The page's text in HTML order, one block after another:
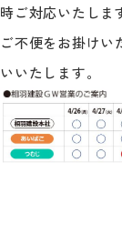
時ご対応いたしま
ご不便をお掛けい
いいたします。